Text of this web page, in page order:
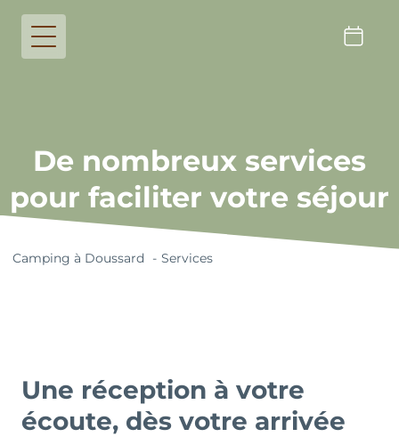
De nombreux services
pour faciliter votre séjour
Camping à Doussard Services
Une réception à votre
écoute, dès votre arrivée